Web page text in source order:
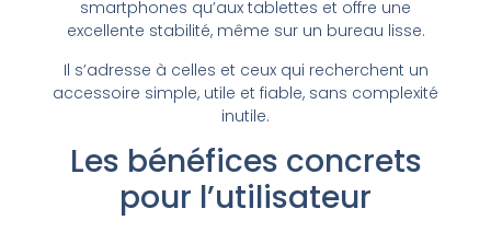
smartphones qu’aux tablettes et offre une
excellente stabilité, même sur un bureau lisse.
Il s’adresse à celles et ceux qui recherchent un
accessoire simple, utile et fiable, sans complexité
inutile.
Les bénéfices concrets
pour l’utilisateur